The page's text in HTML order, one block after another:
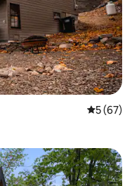
5 de uma
5 (67)